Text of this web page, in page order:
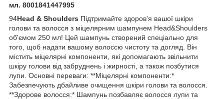
мл. 8001841447995
94Head & Shoulders Підтримайте здоров'я вашої шкіри
голови та волосся з міцелярним шампунем Head&Shoulders
об'ємом 250 мл! Цей шампунь створений спеціально для
того, щоб надати вашому волоссю чистоту та догляд. Він
містить міцелярні компоненти, які допомагають звільнити
шкіру голови від забруднень і жирності, а також позбутися
лупи. Основні переваги: **Міцелярні компоненти:*
Забезпечують дбайливе очищення шкіри голови та волосся.
**Здорове волосся:* Шампунь позбавляє волосся лупи та